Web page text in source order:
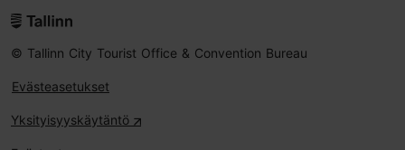
© Tallinn City Tourist Office & Convention Bureau
Evästeasetukset
Yksityisyyskäytäntö